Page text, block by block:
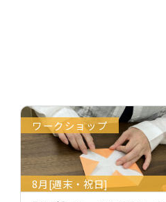
ワークショップ
8月[週末・祝日]